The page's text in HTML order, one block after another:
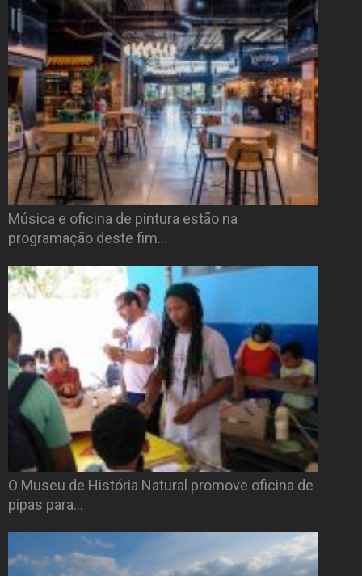
Música e oficina de pintura estão na
programação deste fim…
O Museu de História Natural promove oficina de
pipas para…